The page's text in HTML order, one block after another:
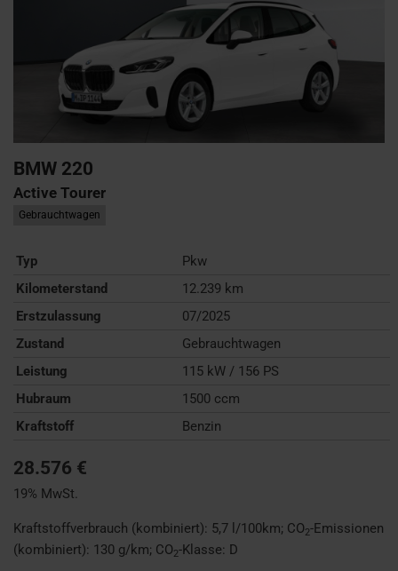
BMW 220
Active Tourer
Gebrauchtwagen
Typ
Pkw
Kilometerstand
12.239 km
Erstzulassung
07/2025
Zustand
Gebrauchtwagen
Leistung
115 kW / 156 PS
Hubraum
1500 ccm
Kraftstoff
Benzin
28.576 €
19% MwSt.
Kraftstoffverbrauch (kombiniert): 5,7 l/100km; CO2-Emissionen
(kombiniert): 130 g/km; CO2-Klasse: D